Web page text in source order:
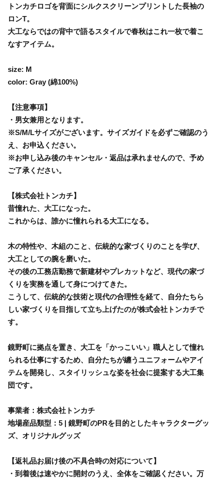
トンカチロゴを背面にシルクスクリーンプリントした長袖の
ロンT。
大工ならではの背中で語るスタイルで春秋はこれ一枚で着こ
なすアイテム。
size: M
color: Gray (綿100%)
【注意事項】
・男女兼用となります。
※S/M/Lサイズがございます。サイズガイドを必ずご確認のう
え、お申込ください。
※お申し込み後のキャンセル・返品は承れませんので、予め
ご了承ください。
【株式会社トンカチ】
昔憧れた、大工になった。
これからは、誰かに憧れられる大工になる。
木の特性や、木組のこと、伝統的な家づくりのことを学び、
大工としての腕を磨いた。
その後の工務店勤務で新建材やプレカットなど、現代の家づ
くりを実務を通して身につけてきた。
こうして、伝統的な技術と現代の合理性を経て、自分たちら
しい家づくりを目指して立ち上げたのが株式会社トンカチで
す。
鏡野町に拠点を置き、大工を「かっこいい」職人として憧れ
られる仕事にするため、自分たちが纏うユニフォームやアイ
テムを開発し、スタイリッシュな姿を社会に提案する大工集
団です。
事業者：株式会社トンカチ
地場産品類型：5 | 鏡野町のPRを目的としたキャラクターグッ
ズ、オリジナルグッズ
【返礼品お届け後の不具合時の対応について】
・到着後は速やかに開封のうえ、全体をご確認ください。万